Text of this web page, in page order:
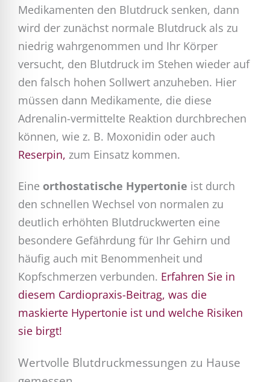
Medikamenten den Blutdruck senken, dann
wird der zunächst normale Blutdruck als zu
niedrig wahrgenommen und Ihr Körper
versucht, den Blutdruck im Stehen wieder auf
den falsch hohen Sollwert anzuheben. Hier
müssen dann Medikamente, die diese
Adrenalin-vermittelte Reaktion durchbrechen
können, wie z. B. Moxonidin oder auch
Reserpin, zum Einsatz kommen.
Eine orthostatische Hypertonie ist durch
den schnellen Wechsel von normalen zu
deutlich erhöhten Blutdruckwerten eine
besondere Gefährdung für Ihr Gehirn und
häufig auch mit Benommenheit und
Kopfschmerzen verbunden. Erfahren Sie in
diesem Cardiopraxis-Beitrag, was die
maskierte Hypertonie ist und welche Risiken
sie birgt!
Wertvolle Blutdruckmessungen zu Hause